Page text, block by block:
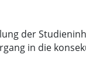
der
in die